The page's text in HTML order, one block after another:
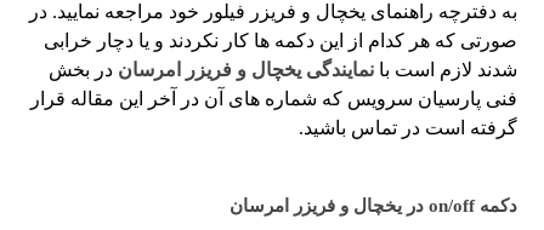
به دفترچه راهنمای یخچال و فریزر فیلور خود مراجعه نمایید. در
صورتی که هر کدام از این دکمه ها کار نکردند و یا دچار خرابی
شدند لازم است بانمایندگی یخچال و فریزر امرسان در بخش
فنی پارسیان سرویس که شماره های آن در آخر این مقاله قرار
گرفته است در تماس باشید.
دکمه on/off در یخچال و فریزر امرسان